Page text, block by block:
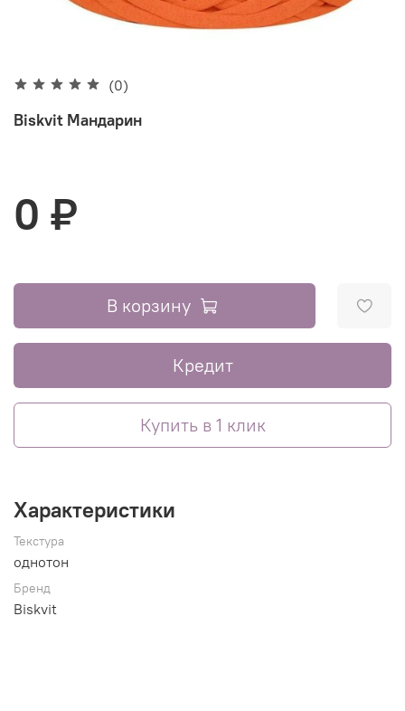
(0)
Biskvit Мандарин
0 ₽
В корзину
Кредит
Купить в 1 клик
Характеристики
Текстура
однотон
Бренд
Biskvit